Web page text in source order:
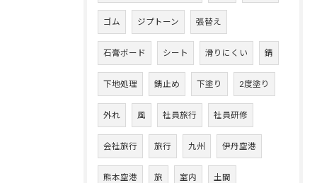
ゴム ジプトーン 張替え
石膏ボード シート 滑りにくい 錆
下地処理 錆止め 下塗り 2度塗り
外れ 風 社員旅行 社員研修
会社旅行 旅行 九州 伊丹空港
熊本空港 旅 室内 土間